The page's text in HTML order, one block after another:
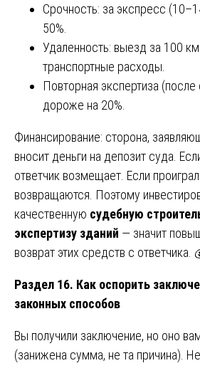
Срочность: за экспресс
50%.
Удаленность: выезд за 100
транспортные расходы.
Повторная экспертиза
дороже на 20%.
Финансирование: сторона,
вносит деньги на депозит суда.
ответчик возмещает. Если
возвращаются. Поэтому
качественную судебную
экспертизу зданий — значит
возврат этих средств с ответчика.
Раздел 16. Как оспорить
законных способов
Вы получили заключение, но оно
(занижена сумма, не та причина).